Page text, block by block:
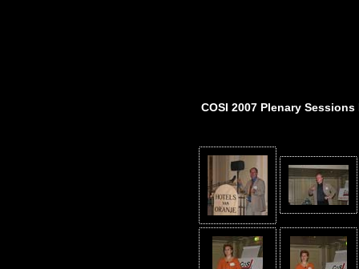
COSI 2007 Plenary Sessions